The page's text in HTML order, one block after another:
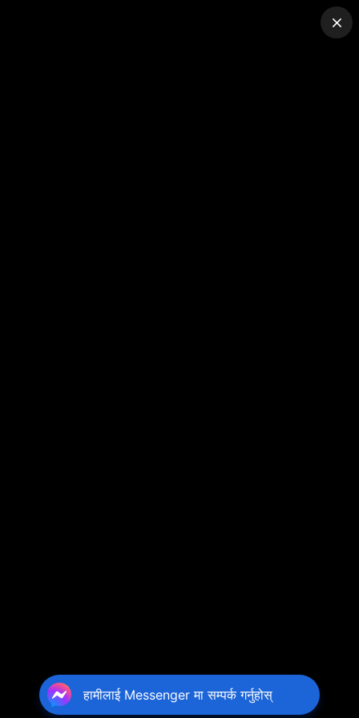
हामीलाई Messenger मा सम्पर्क गर्नुहोस्